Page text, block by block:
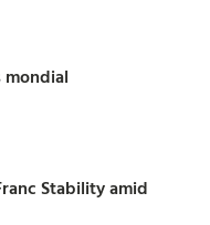
mondial
Stability amid